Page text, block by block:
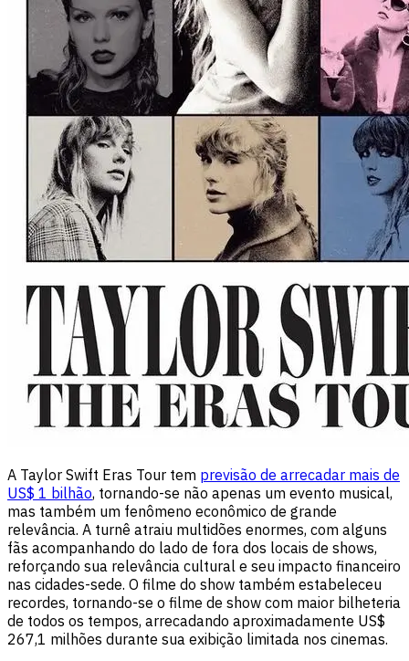
A Taylor Swift Eras Tour tem previsão de arrecadar mais de
US$ 1 bilhão, tornando-se não apenas um evento musical,
mas também um fenômeno econômico de grande
relevância. A turnê atraiu multidões enormes, com alguns
fãs acompanhando do lado de fora dos locais de shows,
reforçando sua relevância cultural e seu impacto financeiro
nas cidades-sede. O filme do show também estabeleceu
recordes, tornando-se o filme de show com maior bilheteria
de todos os tempos, arrecadando aproximadamente US$
267,1 milhões durante sua exibição limitada nos cinemas.